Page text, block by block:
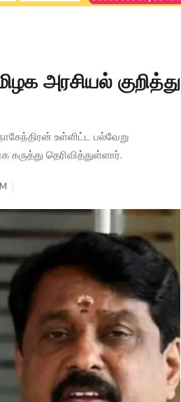
அரசியல் குறித்து
உள்ளிட்ட பல்வேறு
கருத்து தெரிவித்துள்ளார்.